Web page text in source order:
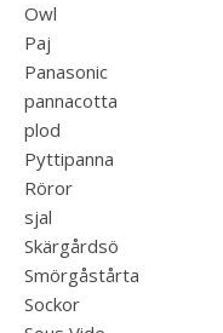
Owl
Paj
Panasonic
pannacotta
plod
Pyttipanna
Röror
sjal
Skärgårdsö
Smörgåstårta
Sockor